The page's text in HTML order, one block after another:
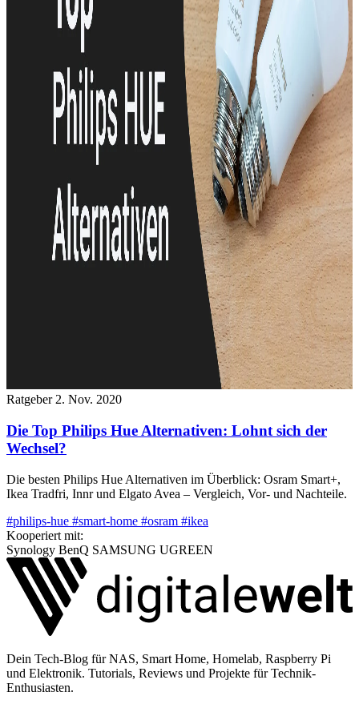
Ratgeber 2. Nov. 2020
Die Top Philips Hue Alternativen: Lohnt sich der
Wechsel?
Die besten Philips Hue Alternativen im Überblick: Osram Smart+,
Ikea Tradfri, Innr und Elgato Avea – Vergleich, Vor- und Nachteile.
#philips-hue #smart-home #osram #ikea
Kooperiert mit:
Synology BenQ SAMSUNG UGREEN
Dein Tech-Blog für NAS, Smart Home, Homelab, Raspberry Pi
und Elektronik. Tutorials, Reviews und Projekte für Technik-
Enthusiasten.